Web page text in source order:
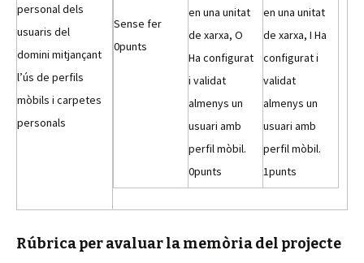
personal dels
usuaris del
domini mitjançant
l’ús de perfils
mòbils i carpetes
personals
Sense fer
0punts
en una unitat
de xarxa, O
Ha configurat
i validat
almenys un
usuari amb
perfil mòbil.
0punts
en una unitat
de xarxa, I Ha
configurat i
validat
almenys un
usuari amb
perfil mòbil.
1punts
Rúbrica per avaluar la memòria del projecte